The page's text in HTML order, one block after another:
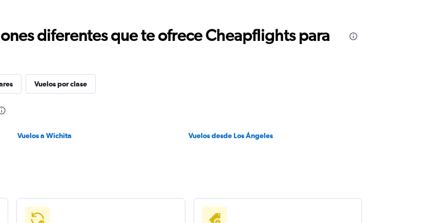
diferentes que te ofrece Cheapflights para
Vuelos por clase
Vuelos a Wichita
Vuelos desde Los Ángeles